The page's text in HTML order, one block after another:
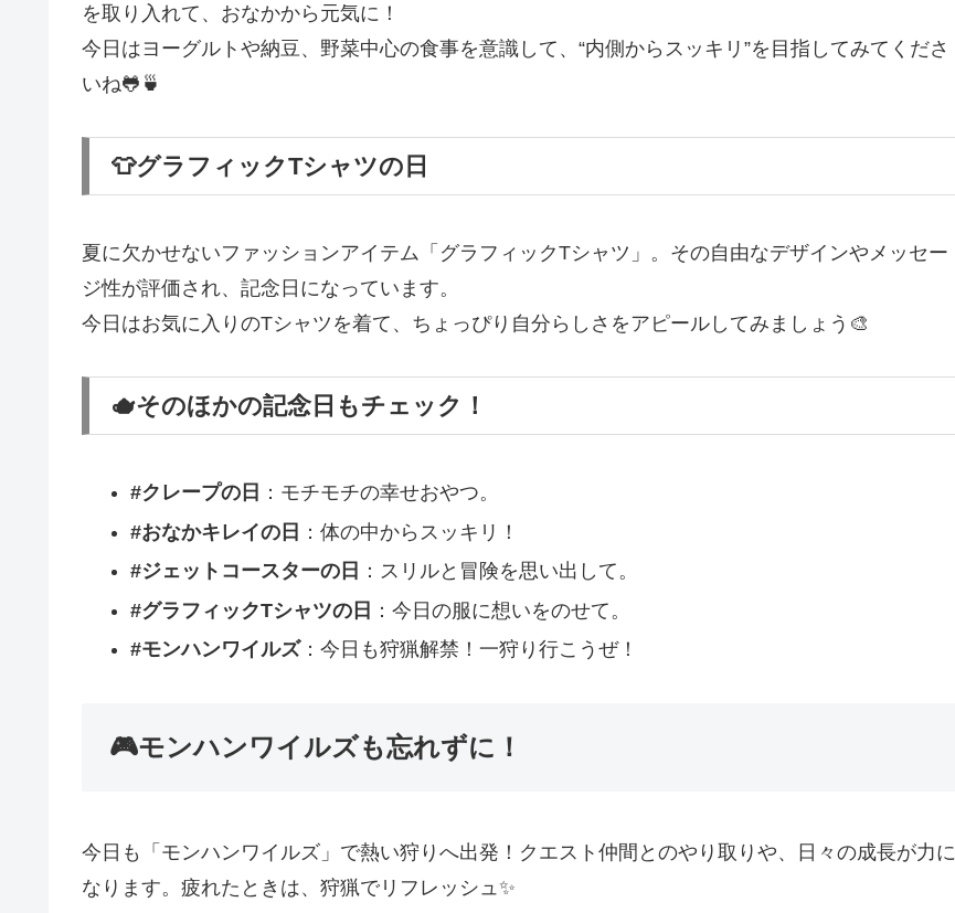
を取り入れて、おなかから元気に！
今日はヨーグルトや納豆、野菜中心の食事を意識して、“内側からスッキリ”を目指してみてくださ
いね🐸🍵
👕グラフィックTシャツの日
夏に欠かせないファッションアイテム「グラフィックTシャツ」。その自由なデザインやメッセー
ジ性が評価され、記念日になっています。
今日はお気に入りのTシャツを着て、ちょっぴり自分らしさをアピールしてみましょう🎨
🫖そのほかの記念日もチェック！
#クレープの日 ：モチモチの幸せおやつ。
#おなかキレイの日 ：体の中からスッキリ！
#ジェットコースターの日 ：スリルと冒険を思い出して。
#グラフィックTシャツの日 ：今日の服に想いをのせて。
#モンハンワイルズ：今日も狩猟解禁！一狩り行こうぜ！
🎮モンハンワイルズも忘れずに！
今日も「モンハンワイルズ」で熱い狩りへ出発！クエスト仲間とのやり取りや、日々の成長が力に
なります。疲れたときは、狩猟でリフレッシュ✨